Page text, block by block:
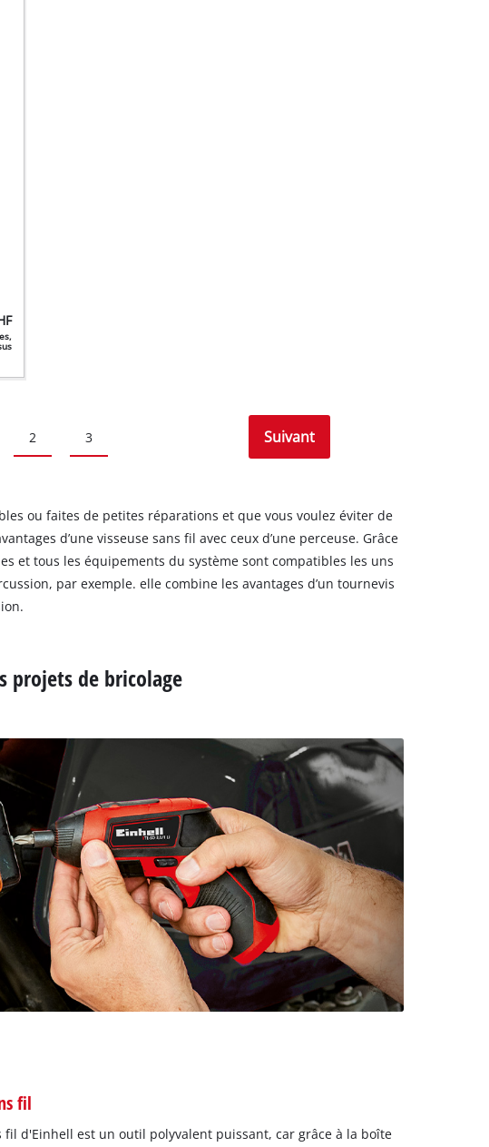
2 3 Suivant
ou faites de petites réparations et que vous voulez éviter de
d’une visseuse sans fil avec ceux d’une perceuse. Grâce
et tous les équipements du système sont compatibles les uns
par exemple. elle combine les avantages d’un tournevis
projets de bricolage
fil
fil d'Einhell est un outil polyvalent puissant, car grâce à la boîte